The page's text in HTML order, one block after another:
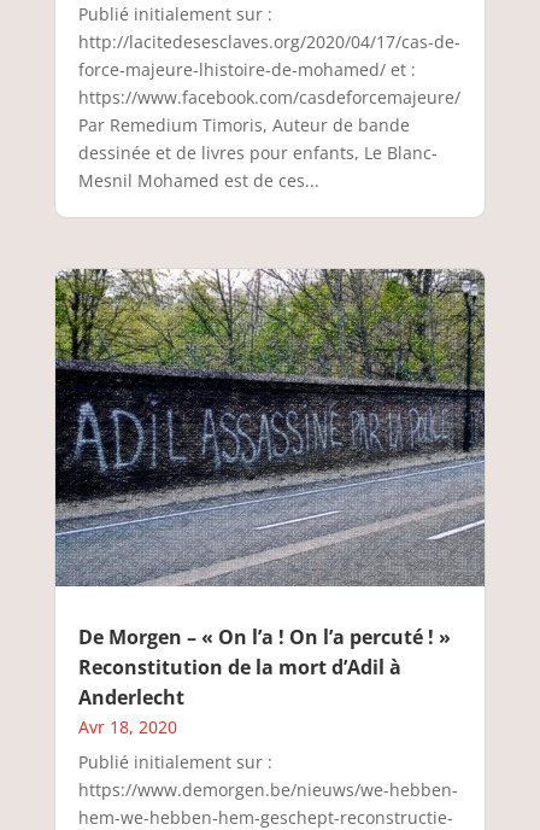
Publié initialement sur :
http://lacitedesesclaves.org/2020/04/17/cas-de-
force-majeure-lhistoire-de-mohamed/ et :
https://www.facebook.com/casdeforcemajeure/
Par Remedium Timoris, Auteur de bande
dessinée et de livres pour enfants, Le Blanc-
Mesnil Mohamed est de ces...
De Morgen – « On l’a ! On l’a percuté ! »
Reconstitution de la mort d’Adil à
Anderlecht
Avr 18, 2020
Publié initialement sur :
https://www.demorgen.be/nieuws/we-hebben-
hem-we-hebben-hem-geschept-reconstructie-